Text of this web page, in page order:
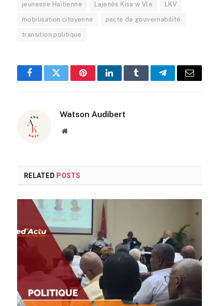
jeunesse Haïtienne Lajenès Kisa w Vle LKV
mobilisation citoyenne pacte de gouvernabilité
transition politique
FacebookTwitterPinterestLinkedInTumblrTelegramEmail
Watson Audibert
Website
RELATED POSTS